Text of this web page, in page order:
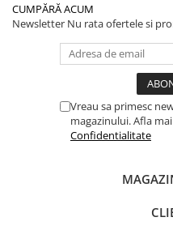
CUMPĂRĂ ACUM
Newsletter Nu rata ofertele si
Vreau sa primesc
magazinului. Afla
Confidentialitate